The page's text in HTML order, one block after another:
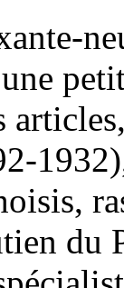
du